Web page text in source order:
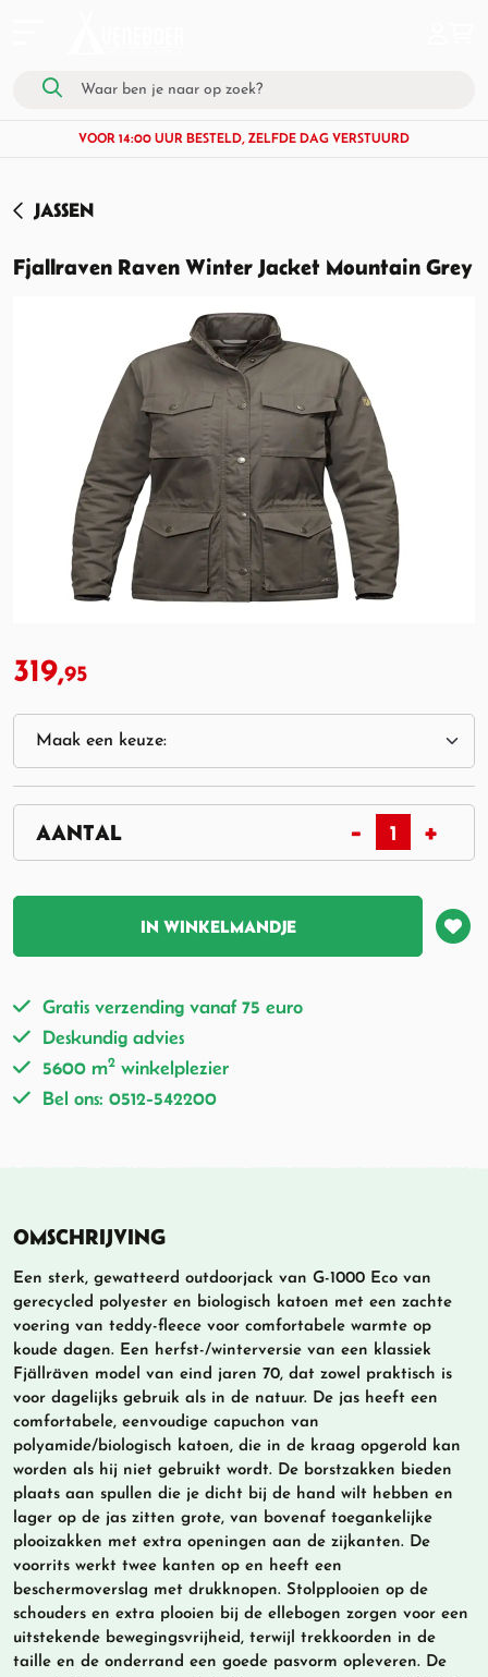
VOOR 14:00 UUR BESTELD, ZELFDE DAG VERSTUURD
JASSEN
Fjallraven Raven Winter Jacket Mountain Grey
319,95
IN WINKELMANDJE
Gratis verzending vanaf 75 euro
Deskundig advies
5600 m2 winkelplezier
Bel ons: 0512-542200
OMSCHRIJVING
Een sterk, gewatteerd outdoorjack van G-1000 Eco van
gerecycled polyester en biologisch katoen met een zachte
voering van teddy-fleece voor comfortabele warmte op
koude dagen. Een herfst-/winterversie van een klassiek
Fjällräven model van eind jaren 70, dat zowel praktisch is
voor dagelijks gebruik als in de natuur. De jas heeft een
comfortabele, eenvoudige capuchon van
polyamide/biologisch katoen, die in de kraag opgerold kan
worden als hij niet gebruikt wordt. De borstzakken bieden
plaats aan spullen die je dicht bij de hand wilt hebben en
lager op de jas zitten grote, van bovenaf toegankelijke
plooizakken met extra openingen aan de zijkanten. De
voorrits werkt twee kanten op en heeft een
beschermoverslag met drukknopen. Stolpplooien op de
schouders en extra plooien bij de ellebogen zorgen voor een
uitstekende bewegingsvrijheid, terwijl trekkoorden in de
taille en de onderrand een goede pasvorm opleveren. De